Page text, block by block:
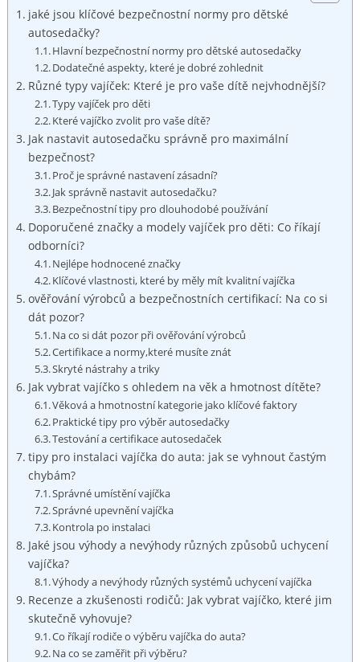
jaké jsou klíčové bezpečnostní normy pro dětské
autosedačky?
Hlavní bezpečnostní normy pro dětské ⁢autosedačky
Dodatečné aspekty, které je dobré zohlednit
Různé typy vajíček: Které je pro vaše dítě nejvhodnější?
Typy vajíček⁣ pro děti
Které vajíčko zvolit pro vaše dítě?
Jak nastavit⁣ autosedačku správně pro maximální
bezpečnost?
Proč je správné nastavení zásadní?
Jak správně nastavit autosedačku?
Bezpečnostní tipy pro​ dlouhodobé⁣ používání
Doporučené značky a modely vajíček pro děti: Co říkají
odborníci?
Nejlépe hodnocené značky
Klíčové vlastnosti, které by měly mít kvalitní ‍vajíčka
ověřování výrobců a bezpečnostních certifikací: Na co si
dát‍ pozor?
Na co si dát pozor při ověřování výrobců
Certifikace​ a normy,které musíte znát
Skryté nástrahy ⁢a triky
Jak vybrat vajíčko s ⁣ohledem⁢ na věk a hmotnost dítěte?
Věková a hmotnostní kategorie jako klíčové faktory
Praktické tipy pro výběr autosedačky
Testování a certifikace⁢ autosedaček
tipy pro instalaci vajíčka do auta:⁣ jak se vyhnout častým
chybám?
Správné umístění vajíčka
Správné upevnění vajíčka
Kontrola po instalaci
Jaké jsou výhody ‌a nevýhody různých způsobů uchycení
vajíčka?
Výhody a nevýhody různých systémů⁤ uchycení vajíčka
Recenze a zkušenosti rodičů: Jak vybrat vajíčko, které ‍jim
skutečně vyhovuje?
Co říkají ‍rodiče o výběru vajíčka do​ auta?
Na co​ se zaměřit při⁤ výběru?